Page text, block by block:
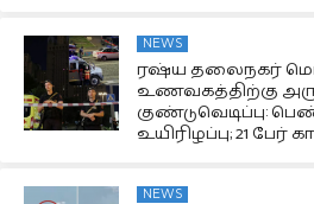
NEWS
ரஷ்ய தலைநகர்
உணவகத்திற்கு
குண்டுவெடிப்பு:
உயிரிழப்பு; 21 பேர்
NEWS